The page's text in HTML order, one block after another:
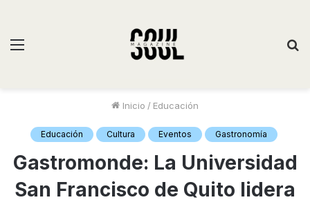
Inicio / Educación
Educación Cultura Eventos Gastronomía
Gastromonde: La Universidad
San Francisco de Quito lidera